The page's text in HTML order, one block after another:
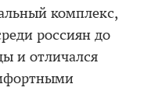
комплекс,
россиян до
и отличался